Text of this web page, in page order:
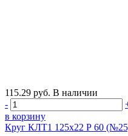
115.29 руб. В наличии
-
в корзину
Круг КЛТ1 125х22 Р 60